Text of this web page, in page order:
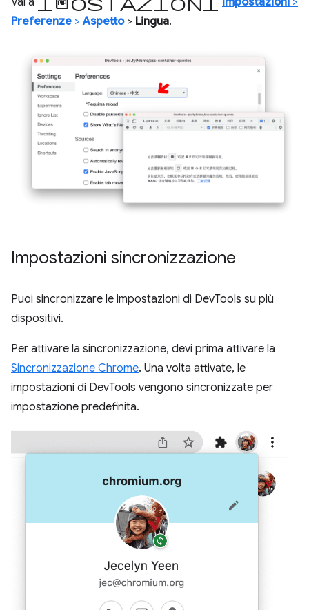
Preferenze >Aspetto> Lingua.
Impostazioni sincronizzazione
Puoi sincronizzare le impostazioni di DevTools su più
dispositivi.
Per attivare la sincronizzazione, devi prima attivare la
Sincronizzazione Chrome. Una volta attivate, le
impostazioni di DevTools vengono sincronizzate per
impostazione predefinita.